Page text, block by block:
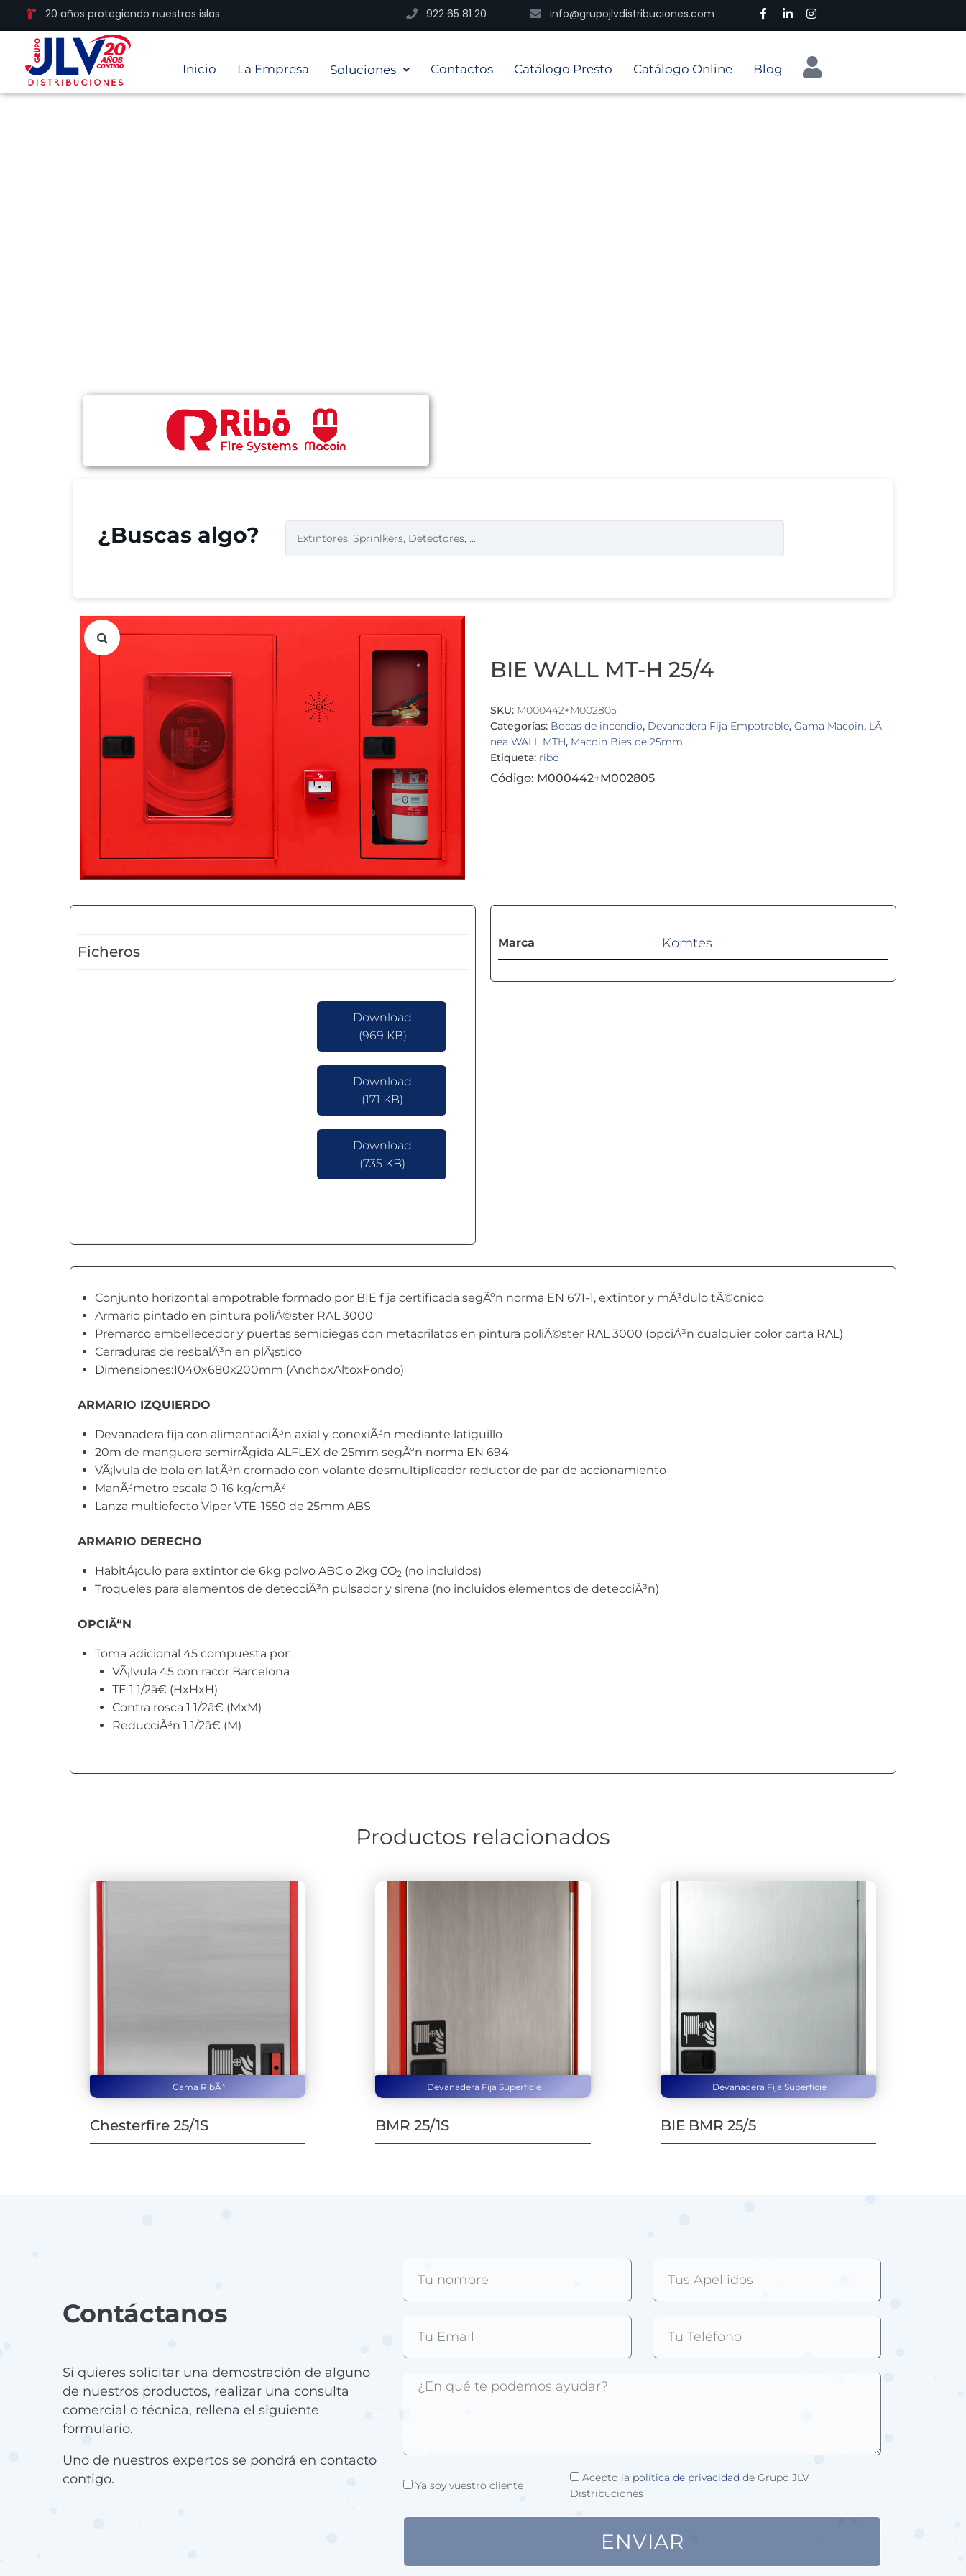
20 años protegiendo nuestras islas 922 65 81 20 info@grupojlvdistribuciones.com
Inicio La Empresa Soluciones Contactos Catálogo Presto Catálogo Online Blog
¿Buscas algo?
BIE WALL MT-H 25/4
SKU: M000442+M002805
Categorías: Bocas de incendio, Devanadera Fija Empotrable, Gama Macoin, LÃ­
nea WALL MTH, Macoin Bies de 25mm
Etiqueta: ribo
Código: M000442+M002805
Ficheros
Download
(969 KB)
Download
(171 KB)
Download
(735 KB)
Marca Komtes
Conjunto horizontal empotrable formado por BIE fija certificada segÃºn norma EN 671-1, extintor y mÃ³dulo tÃ©cnico
Armario pintado en pintura poliÃ©ster RAL 3000
Premarco embellecedor y puertas semiciegas con metacrilatos en pintura poliÃ©ster RAL 3000 (opciÃ³n cualquier color carta RAL)
Cerraduras de resbalÃ³n en plÃ¡stico
Dimensiones:1040x680x200mm (AnchoxAltoxFondo)
ARMARIO IZQUIERDO
Devanadera fija con alimentaciÃ³n axial y conexiÃ³n mediante latiguillo
20m de manguera semirrÃ­gida ALFLEX de 25mm segÃºn norma EN 694
VÃ¡lvula de bola en latÃ³n cromado con volante desmultiplicador reductor de par de accionamiento
ManÃ³metro escala 0-16 kg/cmÂ²
Lanza multiefecto Viper VTE-1550 de 25mm ABS
ARMARIO DERECHO
HabitÃ¡culo para extintor de 6kg polvo ABC o 2kg CO2 (no incluidos)
Troqueles para elementos de detecciÃ³n pulsador y sirena (no incluidos elementos de detecciÃ³n)
OPCIÃ“N
Toma adicional 45 compuesta por:
VÃ¡lvula 45 con racor Barcelona
TE 1 1/2â€ (HxHxH)
Contra rosca 1 1/2â€ (MxM)
ReducciÃ³n 1 1/2â€ (M)
Productos relacionados
Gama RibÃ³
Chesterfire 25/1S
Devanadera Fija Superficie
BMR 25/1S
Devanadera Fija Superficie
BIE BMR 25/5
Contáctanos
Si quieres solicitar una demostración de alguno
de nuestros productos, realizar una consulta
comercial o técnica, rellena el siguiente
formulario.
Uno de nuestros expertos se pondrá en contacto
contigo.
Ya soy vuestro cliente
Acepto la política de privacidad de Grupo JLV
Distribuciones
ENVIAR